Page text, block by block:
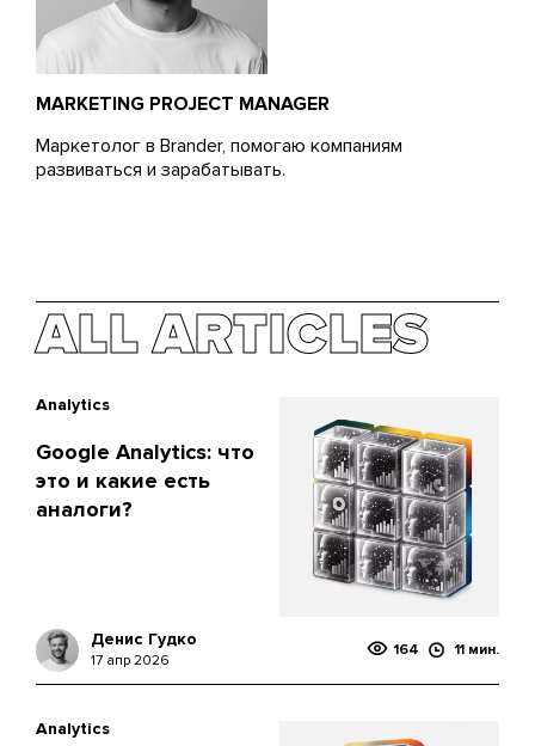
MARKETING PROJECT MANAGER
Маркетолог в Brander, помогаю компаниям
развиваться и зарабатывать.
ALL ARTICLES
Analytics
Google Analytics: что
это и какие есть
аналоги?
Денис Гудко
17 апр 2026
164 11 мин.
Analytics